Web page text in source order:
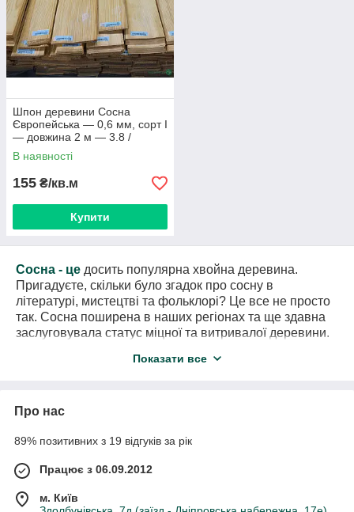
Шпон деревини Сосна
Європейська — 0,6 мм, сорт I
— довжина 2 м — 3.8 /
ширина від 10 см+
В наявності
155 ₴/кв.м
Купити
Сосна - це досить популярна хвойна деревина.
Пригадуєте, скільки було згадок про сосну в
літературі, мистецтві та фольклорі? Це все не просто
так. Сосна поширена в наших регіонах та ще здавна
заслуговувала статус міцної та витривалої деревини.
побачити Сосну. Цікаво, що в Китаї до Сосни особливе
демонструє цінність цього матеріалу. До того ж
цілей не одне століття. Тож це не аби який гарант
Основна інформація Сосна:
Показати все
Про нас
89% позитивних з 19 відгуків за рік
Працює з 06.09.2012
м. Київ